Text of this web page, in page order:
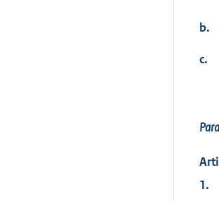
b.
c.
1.